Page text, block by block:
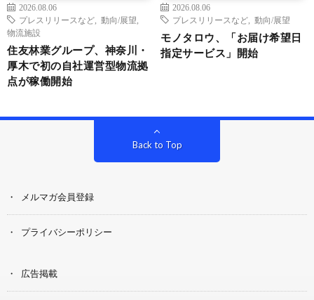
2026.08.06
プレスリリースなど
動向/展望
物流施設
住友林業グループ、神奈川・
厚木で初の自社運営型物流拠
点が稼働開始
2026.08.06
プレスリリースなど
動向/展望
モノタロウ、「お届け希望日
指定サービス」開始
Back to Top
メルマガ会員登録
プライバシーポリシー
広告掲載